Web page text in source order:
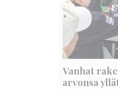
Vanhat
arvonsa